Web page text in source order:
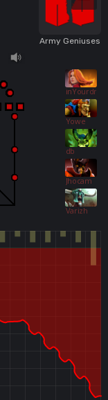
Yowe
db
Jhocam
Varizh
Army Geniuses